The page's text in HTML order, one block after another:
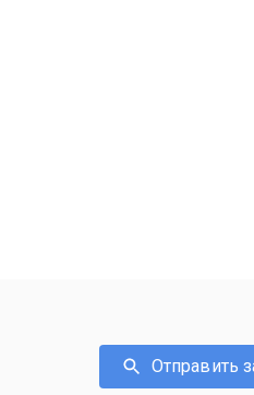
Отправить